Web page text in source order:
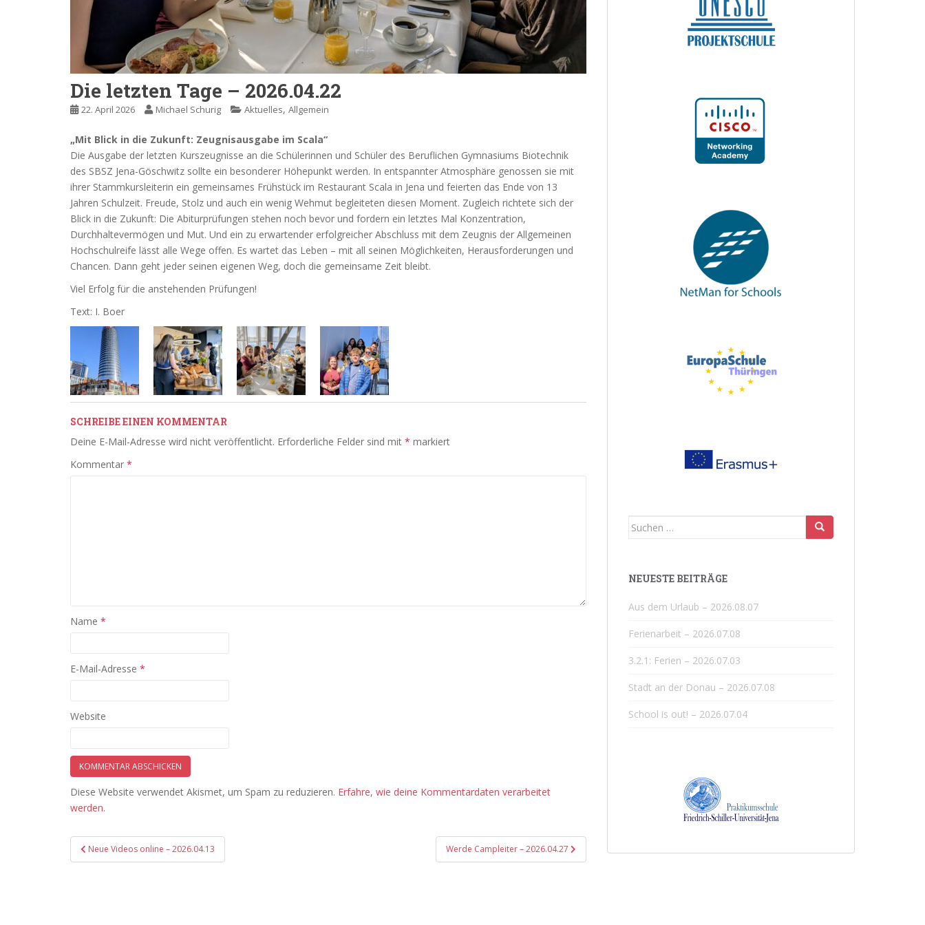
Die letzten Tage – 2026.04.22
22. April 2026 Michael Schurig Aktuelles, Allgemein
„Mit Blick in die Zukunft: Zeugnisausgabe im Scala“
Die Ausgabe der letzten Kurszeugnisse an die Schülerinnen und Schüler des Beruflichen Gymnasiums Biotechnik
des SBSZ Jena-Göschwitz sollte ein besonderer Höhepunkt werden. In entspannter Atmosphäre genossen sie mit
ihrer Stammkursleiterin ein gemeinsames Frühstück im Restaurant Scala in Jena und feierten das Ende von 13
Jahren Schulzeit. Freude, Stolz und auch ein wenig Wehmut begleiteten diesen Moment. Zugleich richtete sich der
Blick in die Zukunft: Die Abiturprüfungen stehen noch bevor und fordern ein letztes Mal Konzentration,
Durchhaltevermögen und Mut. Und ein zu erwartender erfolgreicher Abschluss mit dem Zeugnis der Allgemeinen
Hochschulreife lässt alle Wege offen. Es wartet das Leben – mit all seinen Möglichkeiten, Herausforderungen und
Chancen. Dann geht jeder seinen eigenen Weg, doch die gemeinsame Zeit bleibt.
Viel Erfolg für die anstehenden Prüfungen!
Text: I. Boer
SCHREIBE EINEN KOMMENTAR
Deine E-Mail-Adresse wird nicht veröffentlicht. Erforderliche Felder sind mit * markiert
Kommentar *
Name *
E-Mail-Adresse *
Website
Diese Website verwendet Akismet, um Spam zu reduzieren. Erfahre, wie deine Kommentardaten verarbeitet
werden.
Beitragsnavigation
Neue Videos online – 2026.04.13 Werde Campleiter – 2026.04.27
Suchen
NEUESTE BEITRÄGE
Aus dem Urlaub – 2026.08.07
Ferienarbeit – 2026.07.08
3.2.1: Ferien – 2026.07.03
Stadt an der Donau – 2026.07.08
School is out! – 2026.07.04